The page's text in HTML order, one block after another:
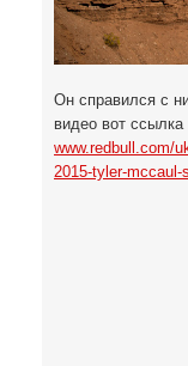
Он справился с
видео вот
www.redbull.com/
2015-tyler-mccaul-